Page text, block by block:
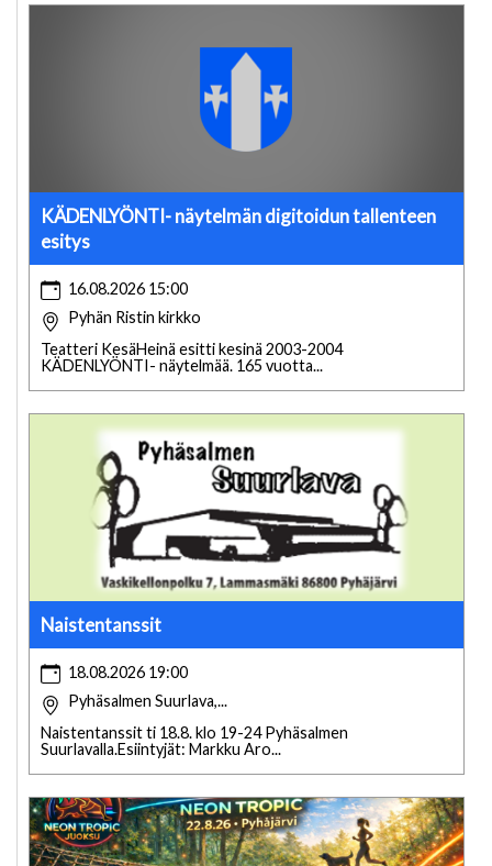
KÄDENLYÖNTI- näytelmän digitoidun tallenteen
esitys
16.08.2026 15:00
Pyhän Ristin kirkko
Teatteri KesäHeinä esitti kesinä 2003-2004
KÄDENLYÖNTI- näytelmää. 165 vuotta...
Naistentanssit
18.08.2026 19:00
Pyhäsalmen Suurlava,...
Naistentanssit ti 18.8. klo 19-24 Pyhäsalmen
Suurlavalla.Esiintyjät: Markku Aro...